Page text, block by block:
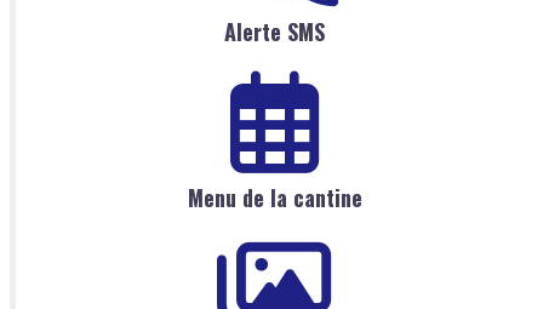
Alerte SMS
Menu de la cantine